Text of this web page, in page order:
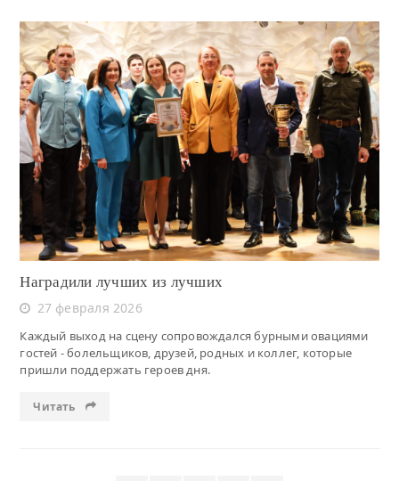
Читать
Наградили лучших из лучших
27 февраля 2026
Каждый выход на сцену сопровождался бурными овациями
гостей - болельщиков, друзей, родных и коллег, которые
пришли поддержать героев дня.
Читать